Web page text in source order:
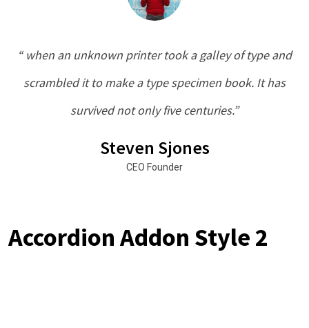
“ when an unknown printer took a galley of type and
scrambled it to make a type specimen book. It has
survived not only five centuries.”
Steven Sjones
CEO Founder
Accordion Addon Style 2